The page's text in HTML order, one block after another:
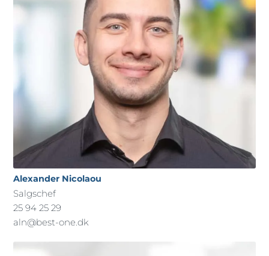
Alexander Nicolaou
Salgschef
25 94 25 29
aln@best-one.dk